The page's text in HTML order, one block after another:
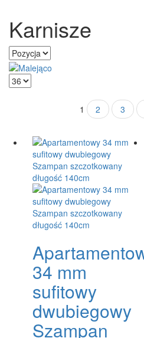
Karnisze
1 2 3
34 mm
sufitowy
dwubiegowy
Szampan